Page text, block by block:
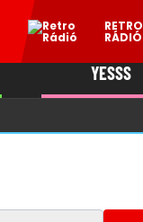
RETRO
RÁDIÓ
YESSS